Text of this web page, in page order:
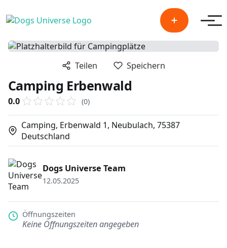
Teilen Speichern
Camping Erbenwald
0.0 (0)
Camping, Erbenwald 1, Neubulach, 75387
Deutschland
Dogs Universe Team
12.05.2025
Öffnungszeiten
Keine Öffnungszeiten angegeben